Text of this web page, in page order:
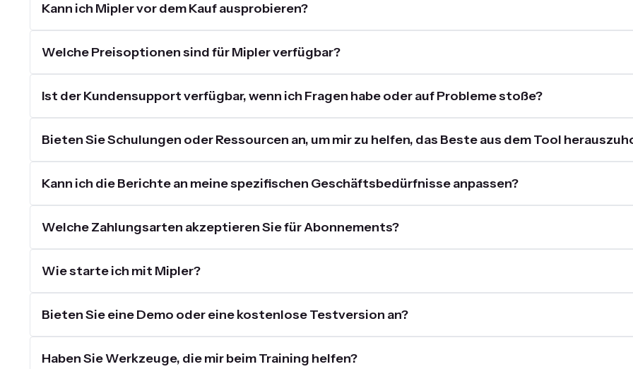
Kann ich Mipler vor dem Kauf ausprobieren?
Welche Preisoptionen sind für Mipler verfügbar?
Ist der Kundensupport verfügbar, wenn ich Fragen habe oder auf Probleme stoße?
Bieten Sie Schulungen oder Ressourcen an, um mir zu helfen, das Beste aus dem Tool
Kann ich die Berichte an meine spezifischen Geschäftsbedürfnisse anpassen?
Welche Zahlungsarten akzeptieren Sie für Abonnements?
Wie starte ich mit Mipler?
Bieten Sie eine Demo oder eine kostenlose Testversion an?
Haben Sie Werkzeuge, die mir beim Training helfen?